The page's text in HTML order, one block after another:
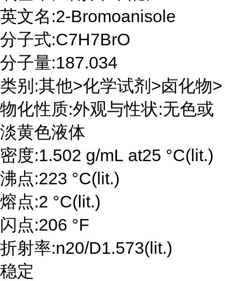
英文名:2-Bromoanisole
分子式:C7H7BrO
分子量:187.034
类别:其他>化学试剂>卤化物>
物化性质:外观与性状:无色或
淡黄色液体
密度:1.502 g/mL at25 °C(lit.)
沸点:223 °C(lit.)
熔点:2 °C(lit.)
闪点:206 °F
折射率:n20/D1.573(lit.)
稳定